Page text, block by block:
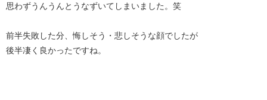
思わずうんうんとうなずいてしまいました。笑
前半失敗した分、悔しそう・悲しそうな顔でしたが
後半凄く良かったですね。